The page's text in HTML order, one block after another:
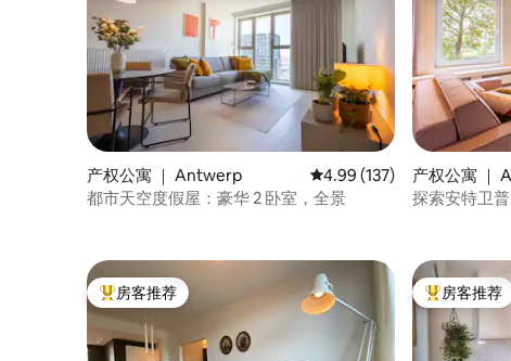
产权公寓 ｜ Antwerp 平均评分 4.99 分（满分 5
4.99 (137)
都市天空度假屋：豪华 2 卧室，全景
产权公寓 ｜
探索安特卫
热门「房客推荐」
房客推荐 热门「房客
房客推荐